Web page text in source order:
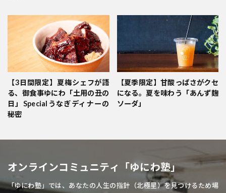
【3日間限定】夏梅シェフが語
る、御食事ゆにわ「土用の丑の
日」Specialうなぎディナーの
秘密
【夏季限定】甘酸っぱさがクセ
になる。夏を味わう「あんず麹
ソーダ」
オンラインコミュニティ「ゆにわ塾」
「ゆにわ塾」では、あなたの人生の指針（北極星）を見つけるため場